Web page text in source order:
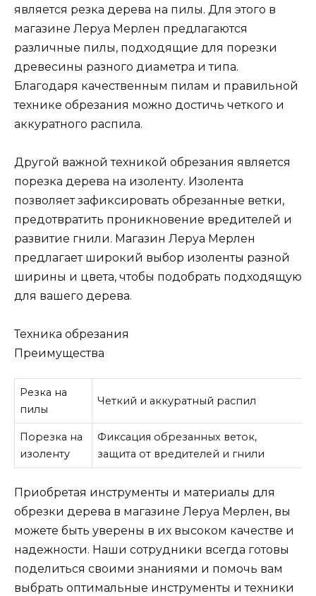
является резка дерева на пилы. Для этого в
магазине Леруа Мерлен предлагаются
различные пилы, подходящие для порезки
древесины разного диаметра и типа.
Благодаря качественным пилам и правильной
технике обрезания можно достичь четкого и
аккуратного распила.
Другой важной техникой обрезания является
порезка дерева на изоленту. Изолента
позволяет зафиксировать обрезанные ветки,
предотвратить проникновение вредителей и
развитие гнили. Магазин Леруа Мерлен
предлагает широкий выбор изоленты разной
ширины и цвета, чтобы подобрать подходящую
для вашего дерева.
Техника обрезания
Преимущества
Резка на
пилы
Четкий и аккуратный распил
Порезка на
изоленту
Фиксация обрезанных веток,
защита от вредителей и гнили
Приобретая инструменты и материалы для
обрезки дерева в магазине Леруа Мерлен, вы
можете быть уверены в их высоком качестве и
надежности. Наши сотрудники всегда готовы
поделиться своими знаниями и помочь вам
выбрать оптимальные инструменты и техники